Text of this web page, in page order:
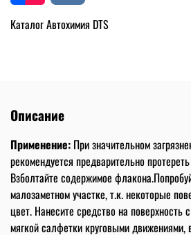
Каталог Автохимия DTS
Описание
Применение: При значительном
рекомендуется предварительно
Взболтайте содержимое
малозаметном участке, т.к. некоторые
цвет. Нанесите средство на поверхность
мягкой салфетки круговыми движениями,